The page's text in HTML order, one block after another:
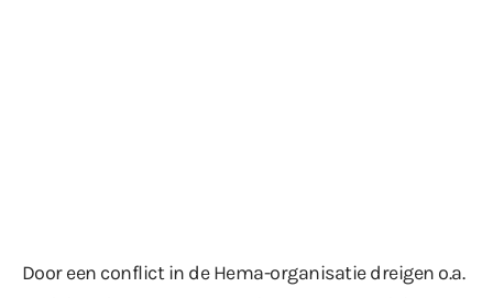
Door een conflict in de Hema-organisatie dreigen o.a.